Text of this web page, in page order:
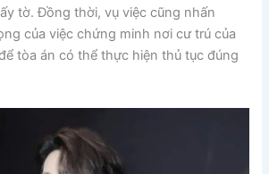
tờ. Đồng thời, vụ việc cũng nhấn
của việc chứng minh nơi cư trú của
tòa án có thể thực hiện thủ tục đúng